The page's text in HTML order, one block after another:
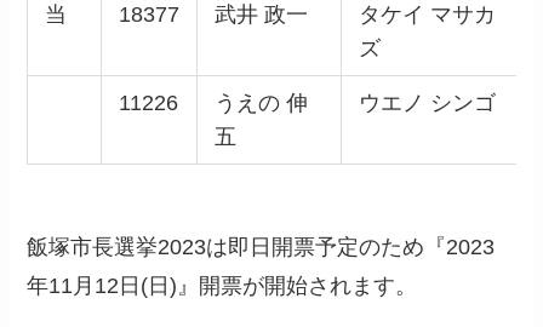
当 18377 武井 政一
タケイ マサカ
ズ
11226
うえの 伸
五
ウエノ シンゴ
飯塚市長選挙2023は即日開票予定のため『2023
年11月12日(日)』開票が開始されます。